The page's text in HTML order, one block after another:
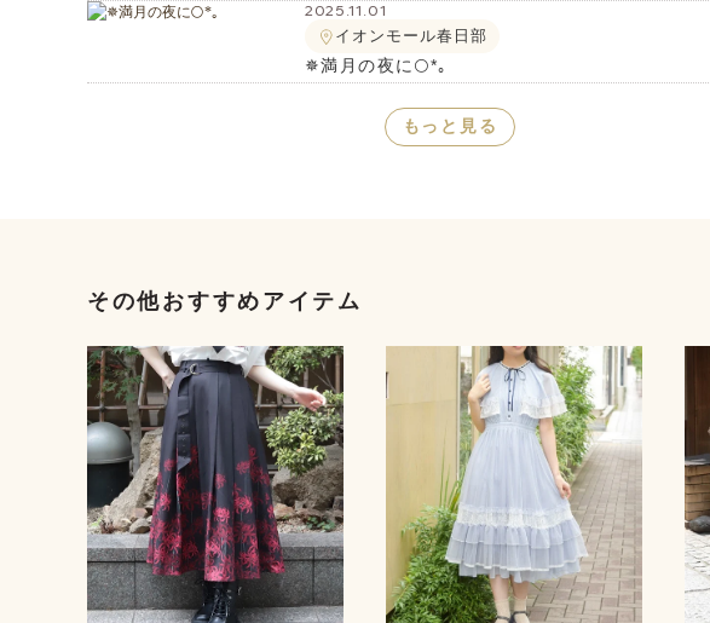
2025.11.01
イオンモール春日部
✵満月の夜に🌕*｡
もっと見る
その他おすすめアイテム